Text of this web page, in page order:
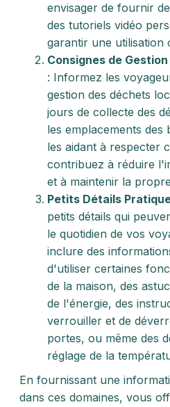
envisager de fournir
des tutoriels vidéo
garantir une utilisation
Consignes de
: Informez les
gestion des déchets
jours de collecte des
les emplacements des
les aidant à respecter
contribuez à réduire
et à maintenir la
Petits Détails
petits détails qui
le quotidien de vos
inclure des
d'utiliser certaines
de la maison, des
de l'énergie, des
verrouiller et de
portes, ou même des
réglage de la
En fournissant une
dans ces domaines, vous